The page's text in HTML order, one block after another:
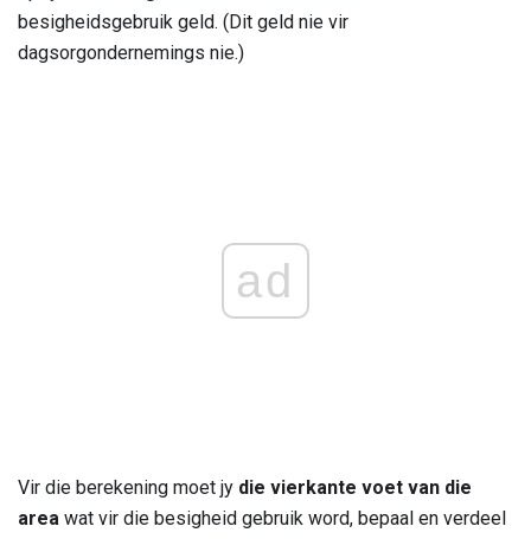
besigheidsgebruik geld. (Dit geld nie vir
dagsorgondernemings nie.)
ad
Vir die berekening moet jy die vierkante voet van die
area wat vir die besigheid gebruik word, bepaal en verdeel